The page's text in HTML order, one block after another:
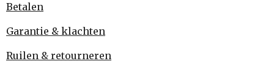
Betalen
Garantie & klachten
Ruilen & retourneren